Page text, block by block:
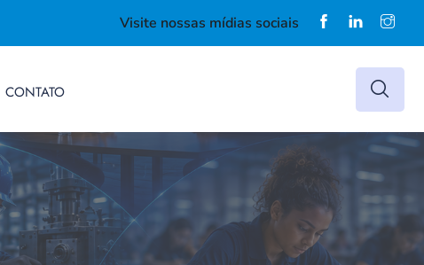
Visite nossas mídias sociais
CONTATO